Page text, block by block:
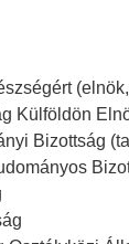
Külföldön
Bizottság